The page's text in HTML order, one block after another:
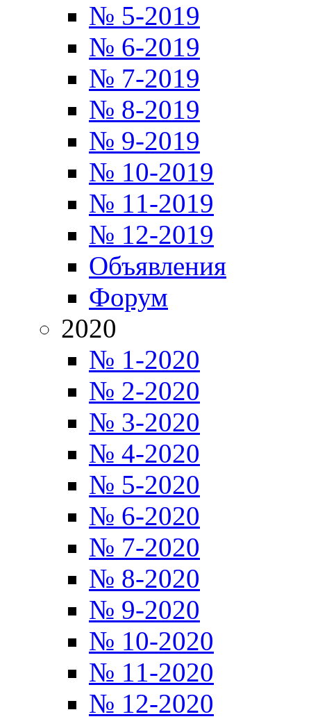
№ 5-2019
№ 6-2019
№ 7-2019
№ 8-2019
№ 9-2019
№ 10-2019
№ 11-2019
№ 12-2019
Объявления
Форум
2020
№ 1-2020
№ 2-2020
№ 3-2020
№ 4-2020
№ 5-2020
№ 6-2020
№ 7-2020
№ 8-2020
№ 9-2020
№ 10-2020
№ 11-2020
№ 12-2020